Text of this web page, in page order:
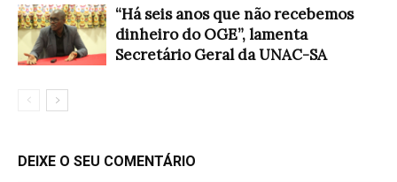
“Há seis anos que não recebemos
dinheiro do OGE”, lamenta
Secretário Geral da UNAC-SA
DEIXE O SEU COMENTÁRIO